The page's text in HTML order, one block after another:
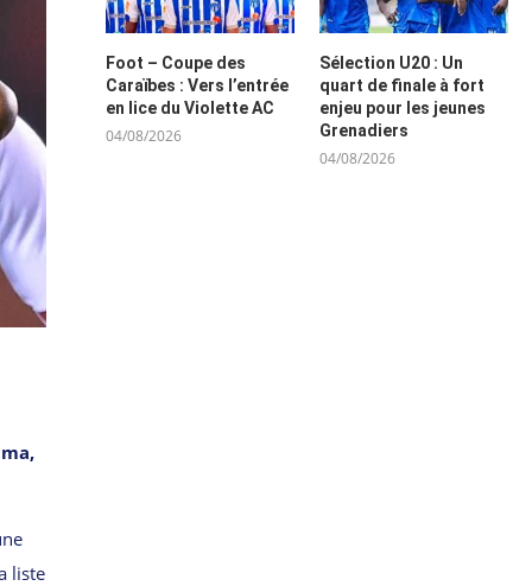
liste
Foot – Coupe des
Caraïbes : Vers l’entrée
en lice du Violette AC
04/08/2026
Sélection U20 : Un
quart de finale à fort
enjeu pour les jeunes
Grenadiers
04/08/2026